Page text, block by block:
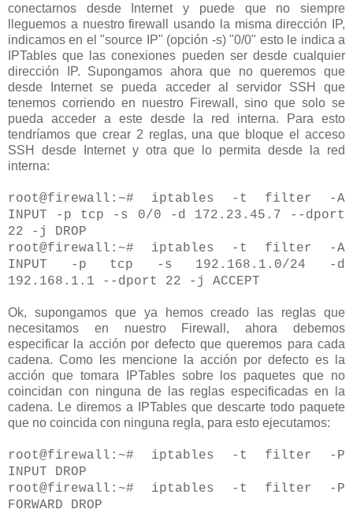
conectarnos desde Internet y puede que no siempre
lleguemos a nuestro firewall usando la misma dirección IP,
indicamos en el "source IP" (opción -s) "0/0" esto le indica a
IPTables que las conexiones pueden ser desde cualquier
dirección IP. Supongamos ahora que no queremos que
desde Internet se pueda acceder al servidor SSH que
tenemos corriendo en nuestro Firewall, sino que solo se
pueda acceder a este desde la red interna. Para esto
tendríamos que crear 2 reglas, una que bloque el acceso
SSH desde Internet y otra que lo permita desde la red
interna:
root@firewall:~# iptables -t filter -A
INPUT -p tcp -s 0/0 -d 172.23.45.7 --dport
22 -j DROP
root@firewall:~# iptables -t filter -A
INPUT -p tcp -s 192.168.1.0/24 -d
192.168.1.1 --dport 22 -j ACCEPT
Ok, supongamos que ya hemos creado las reglas que
necesitamos en nuestro Firewall, ahora debemos
especificar la acción por defecto que queremos para cada
cadena. Como les mencione la acción por defecto es la
acción que tomara IPTables sobre los paquetes que no
coincidan con ninguna de las reglas especificadas en la
cadena. Le diremos a IPTables que descarte todo paquete
que no coincida con ninguna regla, para esto ejecutamos:
root@firewall:~# iptables -t filter -P
INPUT DROP
root@firewall:~# iptables -t filter -P
FORWARD DROP